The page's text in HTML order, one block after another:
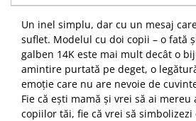
Un inel simplu, dar cu un mesaj
suflet. Modelul cu doi copii – o fată
galben 14K este mai mult decât o
amintire purtată pe deget, o
emoție care nu are nevoie de
Fie că ești mamă și vrei să ai
copiilor tăi, fie că vrei să